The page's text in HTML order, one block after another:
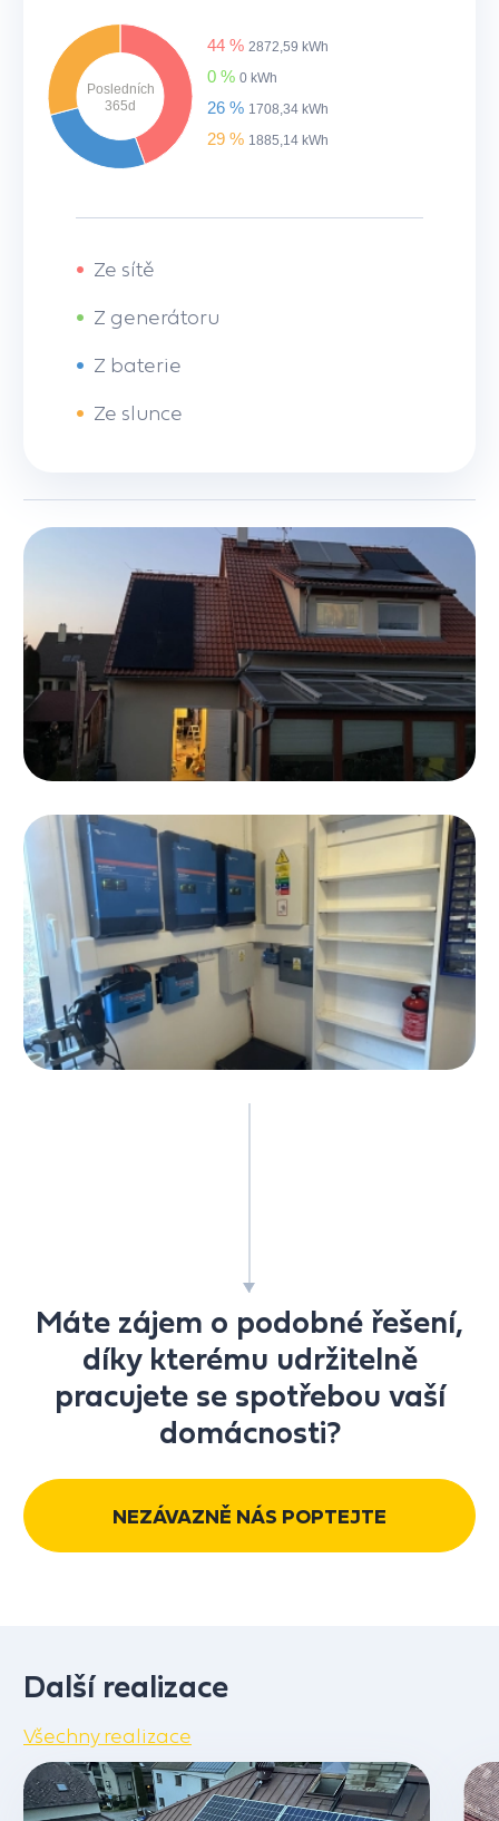
Posledních
365d
44 % 2872,59 kWh
0 % 0 kWh
26 % 1708,34 kWh
29 % 1885,14 kWh
• Ze sítě
• Z generátoru
• Z baterie
• Ze slunce
Máte zájem o podobné řešení,
díky kterému udržitelně
pracujete se spotřebou vaší
domácnosti?
NEZÁVAZNĚ NÁS POPTEJTE
Další realizace
Všechny realizace